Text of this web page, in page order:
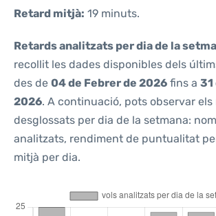
Retard mitjà: 19 minuts.
Retards analitzats per dia de la
recollit les dades disponibles dels
des de 04 de Febrer de 2026 fins a 31
2026. A continuació, pots observar
desglossats per dia de la setmana:
analitzats, rendiment de puntualitat
mitjà per dia.